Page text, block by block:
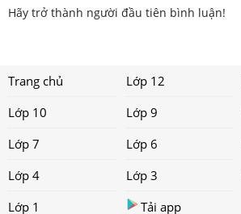
Hãy trở thành người đầu tiên bình luận!
Trang chủ Lớp 12
Lớp 10
Lớp 9
Lớp 7
Lớp 6
Lớp 4
Lớp 3
Lớp 1
Tải app